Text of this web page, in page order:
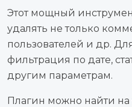
Этот мощный
удалять не только
пользователей и др.
фильтрация по дате,
другим параметрам.
Плагин можно найти на